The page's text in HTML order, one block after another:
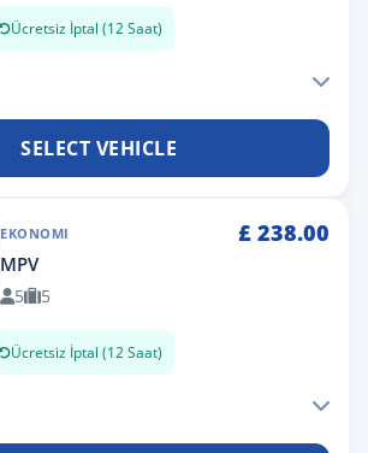
Ücretsiz İptal (12 Saat)
SELECT VEHICLE
EKONOMI £ 238.00
MPV
5 5
Ücretsiz İptal (12 Saat)